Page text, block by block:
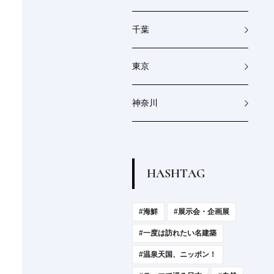
千葉
東京
神奈川
HASHTAG
#海鮮 #展示会・企画展
#一度は訪れたい名建築
#温泉天国、ニッポン！